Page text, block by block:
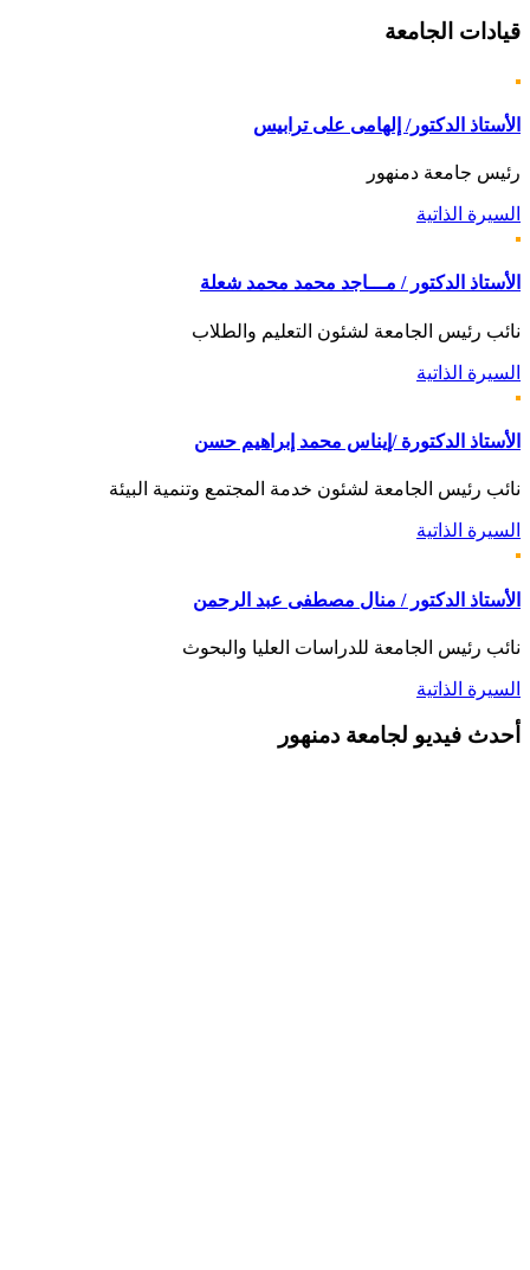
قيادات الجامعة
الأستاذ الدكتور/ إلهامى على ترابيس
رئيس جامعة دمنهور
السيرة الذاتية
الأستاذ الدكتور / مـــاجد محمد محمد شعلة
نائب رئيس الجامعة لشئون التعليم والطلاب
السيرة الذاتية
الأستاذ الدكتورة /إيناس محمد إبراهيم حسن
نائب رئيس الجامعة لشئون خدمة المجتمع وتنمية البيئة
السيرة الذاتية
الأستاذ الدكتور / منال مصطفى عبد الرحمن
نائب رئيس الجامعة للدراسات العليا والبحوث
السيرة الذاتية
أحدث فيديو لجامعة دمنهور